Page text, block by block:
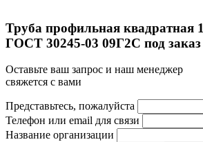
Труба профильная квадратная
ГОСТ 30245-03 09Г2С под заказ
Оставьте ваш запрос и наш менеджер
свяжется с вами
Представьтесь, пожалуйста
Телефон или email для связи
Название организации